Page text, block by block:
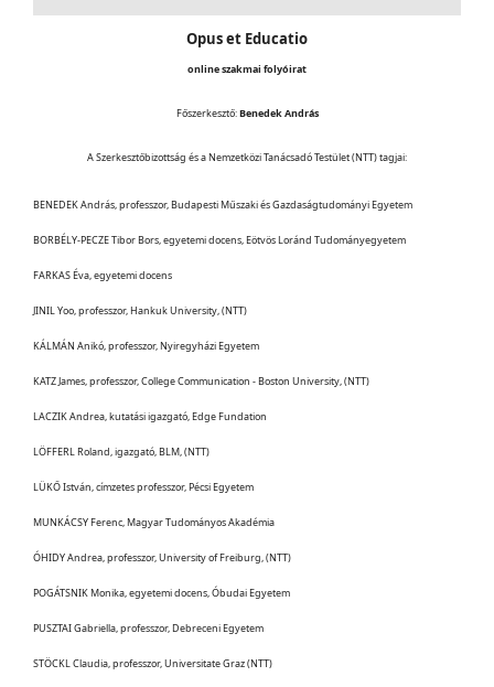
Opus et Educatio
online szakmai folyóirat
Főszerkesztő:Benedek András
A Szerkesztőbizottság és a Nemzetközi Tanácsadó Testület (NTT) tagjai:
BENEDEK András, professzor, Budapesti Műszaki és Gazdaságtudományi Egyetem
BORBÉLY-PECZE Tibor Bors, egyetemi docens, Eötvös Loránd Tudományegyetem
FARKAS Éva, egyetemi docens
JINIL Yoo, professzor, Hankuk University, (NTT)
KÁLMÁN Anikó, professzor, Nyiregyházi Egyetem
KATZ James, professzor, College Communication - Boston University, (NTT)
LACZIK Andrea, kutatási igazgató, Edge Fundation
LÖFFERL Roland, igazgató, BLM, (NTT)
LÜKŐ István, címzetes professzor, Pécsi Egyetem
MUNKÁCSY Ferenc, Magyar Tudományos Akadémia
ÓHIDY Andrea, professzor, University of Freiburg, (NTT)
POGÁTSNIK Monika, egyetemi docens, Óbudai Egyetem
PUSZTAI Gabriella, professzor, Debreceni Egyetem
STÖCKL Claudia, professzor, Universitate Graz (NTT)